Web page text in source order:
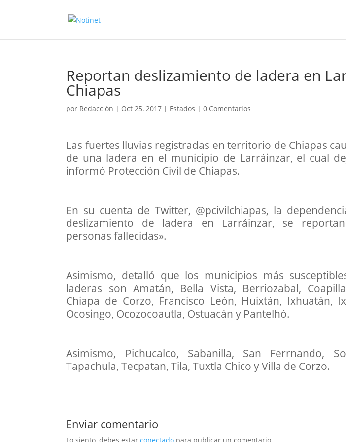
Reportan deslizamiento de ladera en
Chiapas
por Redacción | Oct 25, 2017 | Estados |0 Comentarios
Las fuertes lluvias registradas en territorio de Chiapas
de una ladera en el municipio de Larráinzar, el cual
informó Protección Civil de Chiapas.
En su cuenta de Twitter, @pcivilchiapas, la
deslizamiento de ladera en Larráinzar, se reportan
personas fallecidas».
Asimismo, detalló que los municipios más
laderas son Amatán, Bella Vista, Berriozabal,
Chiapa de Corzo, Francisco León, Huixtán, Ixhuatán,
Ocosingo, Ocozocoautla, Ostuacán y Pantelhó.
Asimismo, Pichucalco, Sabanilla, San Ferrnando,
Tapachula, Tecpatan, Tila, Tuxtla Chico y Villa de Corzo.
Enviar comentario
Lo siento, debes estarconectado para publicar un comentario.